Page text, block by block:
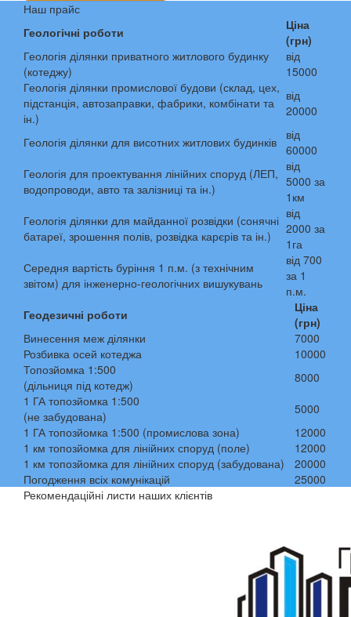
Наш прайс
Геологічні роботи
Ціна
(грн)
Геологія ділянки приватного житлового будинку
(котеджу)
від
15000
Геологія ділянки промислової будови (склад, цех,
підстанція, автозаправки, фабрики, комбінати та
ін.)
від
20000
Геологія ділянки для висотних житлових будинків
від
60000
Геологія для проектування лінійних споруд (ЛЕП,
водопроводи, авто та залізниці та ін.)
від
5000 за
1км
Геологія ділянки для майданної розвідки (сонячні
батареї, зрошення полів, розвідка карєрів та ін.)
від
2000 за
1га
Середня вартість буріння 1 п.м. (з технічним
звітом) для інженерно-геологічних вишукувань
від 700
за 1
п.м.
Геодезичні роботи
Ціна
(грн)
Винесення меж ділянки
7000
Розбивка осей котеджа
10000
Топозйомка 1:500
(дільниця під котедж)
8000
1 ГА топозйомка 1:500
(не забудована)
5000
1 ГА топозйомка 1:500 (промислова зона)
12000
1 км топозйомка для лінійних споруд (поле)
12000
1 км топозйомка для лінійних споруд (забудована)
20000
Погодження всіх комунікацій
25000
Рекомендаційні листи наших клієнтів